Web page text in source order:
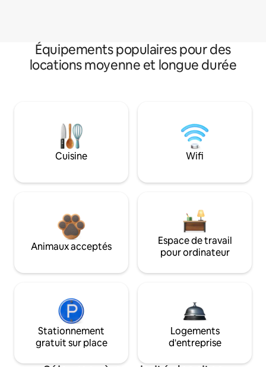
Équipements populaires pour des
locations moyenne et longue durée
Cuisine Wifi
Animaux acceptés
Espace de travail
pour ordinateur
Stationnement
gratuit sur place
Logements
d'entreprise